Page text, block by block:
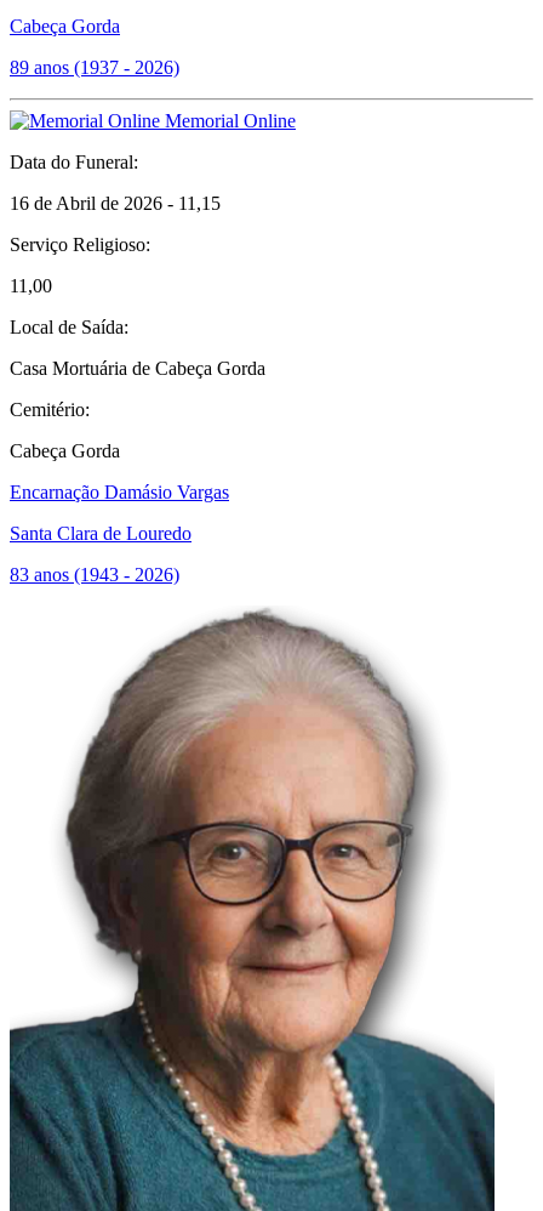
Cabeça Gorda
89 anos (1937 - 2026)
Memorial Online
Data do Funeral:
16 de Abril de 2026 - 11,15
Serviço Religioso:
11,00
Local de Saída:
Casa Mortuária de Cabeça Gorda
Cemitério:
Cabeça Gorda
Encarnação Damásio Vargas
Santa Clara de Louredo
83 anos (1943 - 2026)